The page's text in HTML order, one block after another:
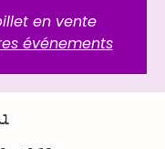
en vente
événements